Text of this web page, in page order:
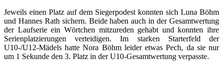
Jeweils einen Platz auf dem Siegerpodest konnten sich Luna Böhm
und Hannes Rath sichern. Beide haben auch in der Gesamtwertung
der Laufserie ein Wörtchen mitzureden gehabt und konnten ihre
Serienplatzierungen verteidigen. Im starken Starterfeld der
U10-/U12-Mädels hatte Nora Böhm leider etwas Pech, da sie nur
um 1 Sekunde den 3. Platz in der U10-Gesamtwertung verpasste.